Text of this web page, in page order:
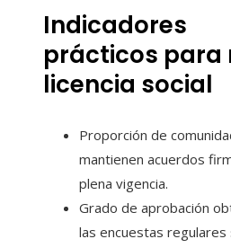
Indicadores
prácticos para
licencia social
Proporción de
mantienen acuerdos
plena vigencia.
Grado de aprobación
las encuestas regulares